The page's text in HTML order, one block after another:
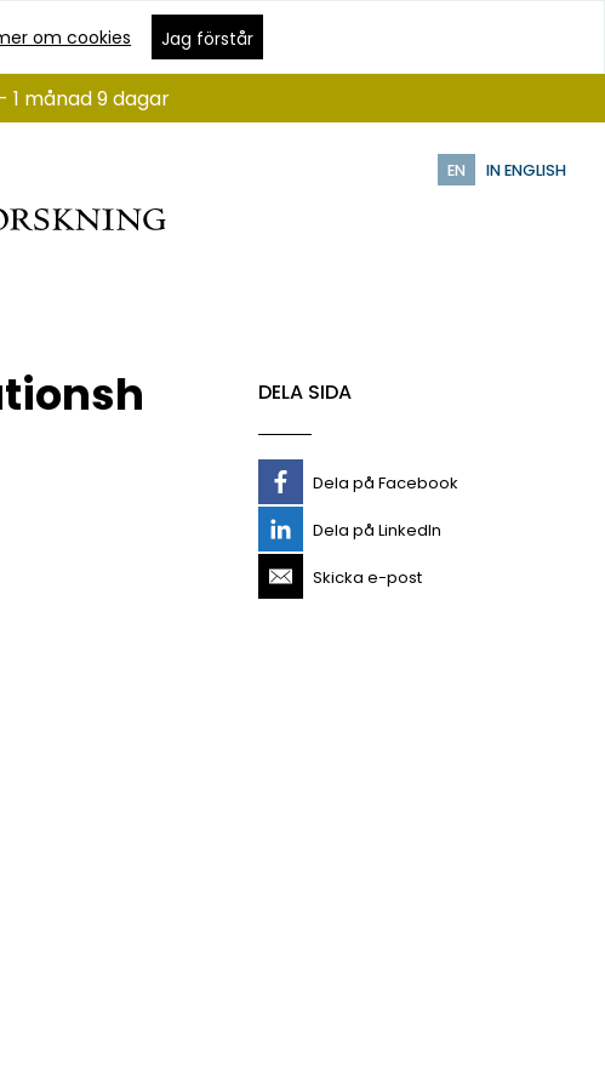
om cookies Jag förstår
EN IN ENGLISH
månad 9 dagar
DELA SIDA
Dela på Facebook
Dela på LinkedIn
Skicka e-post